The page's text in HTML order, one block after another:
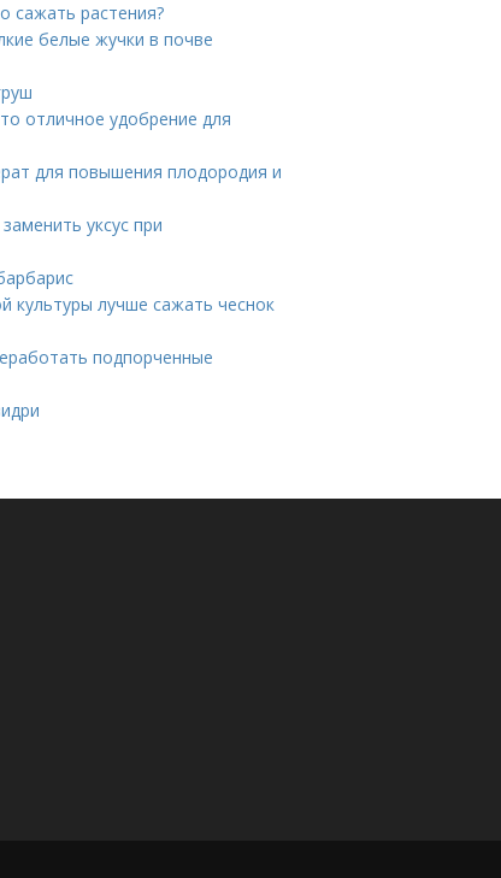
сажать растения?
белые жучки в почве
отличное удобрение для
для повышения плодородия и
уксус при
культуры лучше сажать чеснок
подпорченные